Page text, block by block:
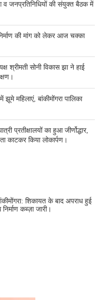
व जनप्रतिनिधियों की संयुक्त बैठक में
की मांग को लेकर आज चक्का
श्रीमती सोनी विकास झा ने हाई
महिलाएं, बांकीमोंगरा पालिका
प्रतीक्षालयों का हुआ जीर्णोद्धार,
काटकर किया लोकार्पण।
शिकायत के बाद अपराध हुई
कब्ज़ा जारी।